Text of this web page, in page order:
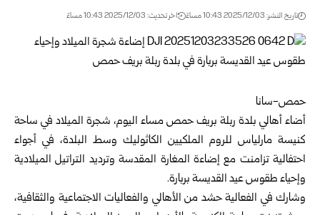
تاريخ النشر: 2025/12/03 10:43 مساءً اخر تحديث: 2025/12/03 10:43 مساءً
حمص-سانا
أضاء أهالي بلدة ربلة بريف حمص مساء اليوم، شجرة الميلاد في ساحة
كنيسة مارلياس للروم الملكيين الكاثوليك وسط البلدة، في أجواء
احتفالية تزامنت مع إضاءة المغارة المقدسة وترديد التراتيل الميلادية
وإحياء طقوس عيد القديسة بربارة.
وشارك في الفعالية حشد من الأهالي والفعاليات الاجتماعية والثقافية،